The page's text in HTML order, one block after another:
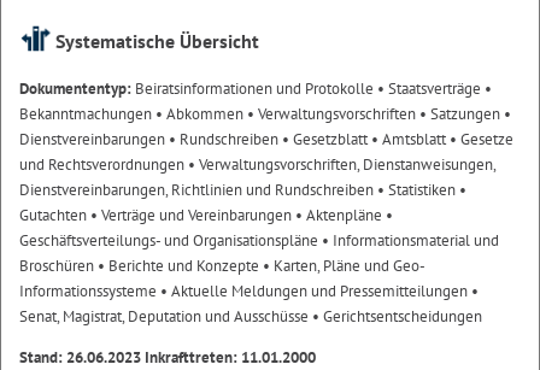
Systematische Übersicht
Dokumententyp: Beiratsinformationen und Protokolle • Staatsverträge •
Bekanntmachungen • Abkommen • Verwaltungsvorschriften • Satzungen •
Dienstvereinbarungen • Rundschreiben • Gesetzblatt• Amtsblatt• Gesetze
und Rechtsverordnungen • Verwaltungsvorschriften, Dienstanweisungen,
Dienstvereinbarungen, Richtlinien und Rundschreiben • Statistiken •
Gutachten • Verträge und Vereinbarungen • Aktenpläne •
Geschäftsverteilungs- und Organisationspläne • Informationsmaterial und
Broschüren • Berichte und Konzepte • Karten, Pläne und Geo-
Informationssysteme • Aktuelle Meldungen und Pressemitteilungen •
Senat, Magistrat, Deputation und Ausschüsse • Gerichtsentscheidungen
Stand: 26.06.2023 Inkrafttreten: 11.01.2000